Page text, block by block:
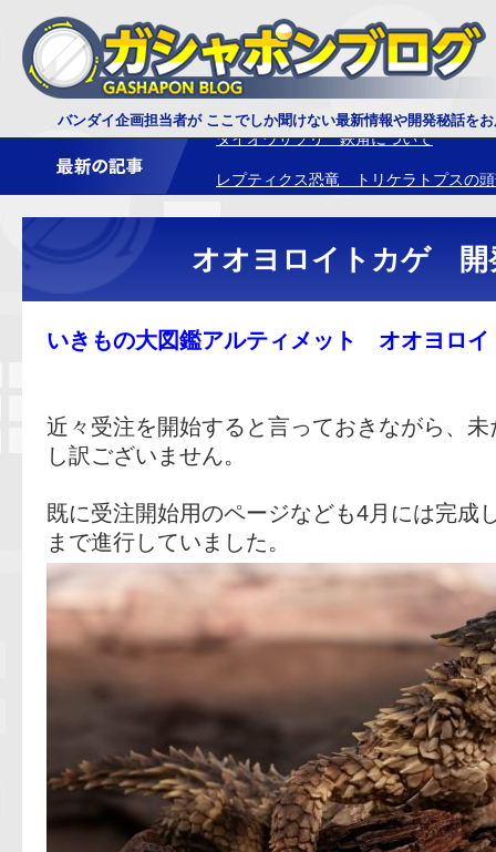
バンダイ企画担当者が ここでしか聞けない最新情報や開発秘話を
ダイオウサソリ 鋏角について
オオヨロイトカゲ 開
いきもの大図鑑アルティメット オオヨロイ
近々受注を開始すると言っておきながら、
し訳ございません。
既に受注開始用のページなども4月には完成
まで進行していました。